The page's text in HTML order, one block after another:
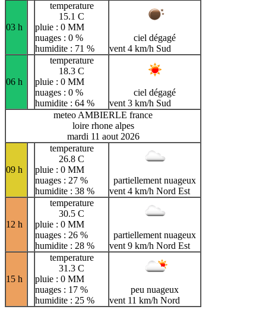
03 h
temperature
15.1 C
pluie : 0 MM
nuages : 0 %
humidite : 71 %
ciel dégagé
vent 4 km/h Sud
06 h
temperature
18.3 C
pluie : 0 MM
nuages : 0 %
humidite : 64 %
ciel dégagé
vent 3 km/h Sud
meteo AMBIERLE france
loire rhone alpes
mardi 11 aout 2026
09 h
temperature
26.8 C
pluie : 0 MM
nuages : 27 %
humidite : 38 %
partiellement nuageux
vent 4 km/h Nord Est
12 h
temperature
30.5 C
pluie : 0 MM
nuages : 26 %
humidite : 28 %
partiellement nuageux
vent 9 km/h Nord Est
15 h
temperature
31.3 C
pluie : 0 MM
nuages : 17 %
humidite : 25 %
peu nuageux
vent 11 km/h Nord